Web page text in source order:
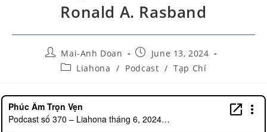
Ronald A. Rasband
Mai-Anh Doan
June 13, 2024
Liahona / Podcast / Tạp Chí